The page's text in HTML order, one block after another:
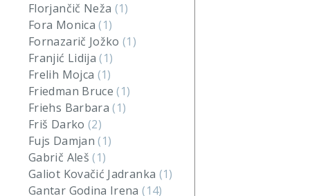
Florjančič Neža (1)
Fora Monica(1)
Fornazarič Jožko(1)
Franjić Lidija(1)
Frelih Mojca (1)
Friedman Bruce(1)
Friehs Barbara(1)
Friš Darko (2)
Fujs Damjan(1)
Gabrič Aleš(1)
Galiot Kovačić Jadranka (1)
Gantar Godina Irena(14)